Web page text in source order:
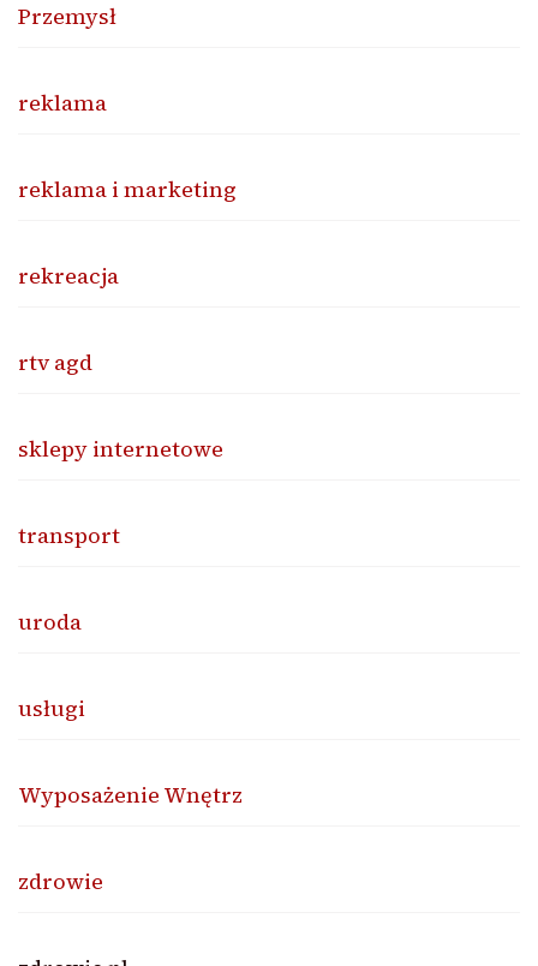
Przemysł
reklama
reklama i marketing
rekreacja
rtv agd
sklepy internetowe
transport
uroda
usługi
Wyposażenie Wnętrz
zdrowie